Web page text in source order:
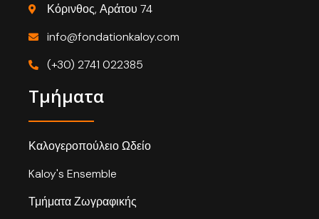
Κόρινθος, Αράτου 74
info@fondationkaloy.com
(+30) 2741 022385
Τμήματα
Καλογεροπούλειο Ωδείο
Kaloy's Ensemble
Τμήματα Ζωγραφικής